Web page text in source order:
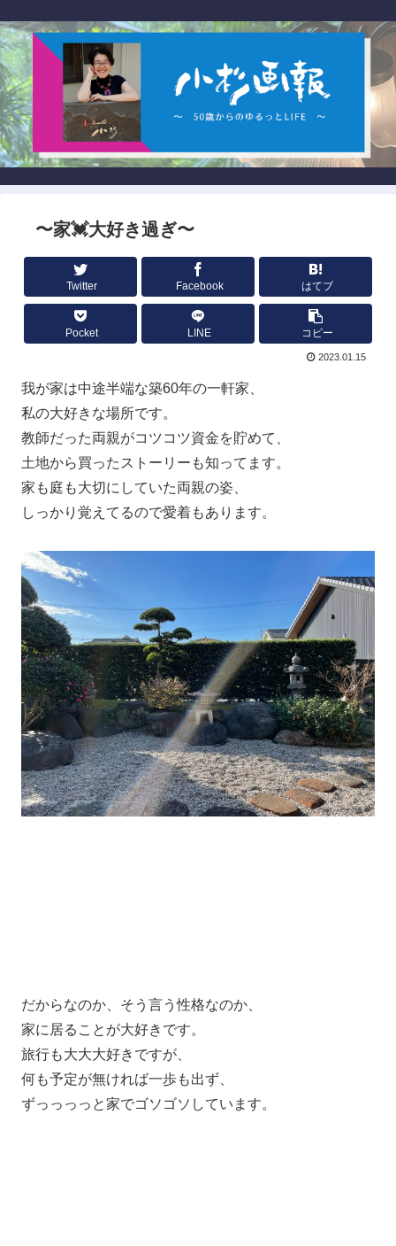
〜家💓大好き過ぎ〜
Twitter Facebook はてブ
Pocket LINE コピー
2023.01.15
我が家は中途半端な築60年の一軒家、
私の大好きな場所です。
教師だった両親がコツコツ資金を貯めて、
土地から買ったストーリーも知ってます。
家も庭も大切にしていた両親の姿、
しっかり覚えてるので愛着もあります。
だからなのか、そう言う性格なのか、
家に居ることが大好きです。
旅行も大大大好きですが、
何も予定が無ければ一歩も出ず、
ずっっっっと家でゴソゴソしています。